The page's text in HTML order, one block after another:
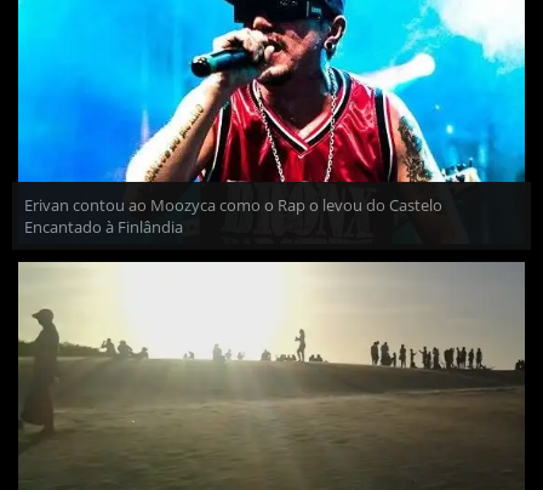
Erivan contou ao Moozyca como o Rap o levou do Castelo
Encantado à Finlândia